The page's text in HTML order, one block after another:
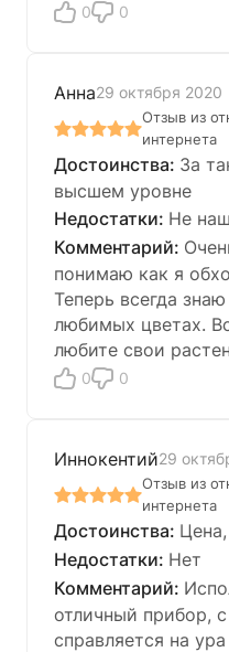
0 0
Анна29 октября 2020
Отзыв из
интернета
За
высшем уровне
Не
понимаю как я
Теперь всегда
любимых цветах.
любите свои
0 0
Иннокентий29
Отзыв из
интернета
Нет
отличный прибор,
справляется на ура